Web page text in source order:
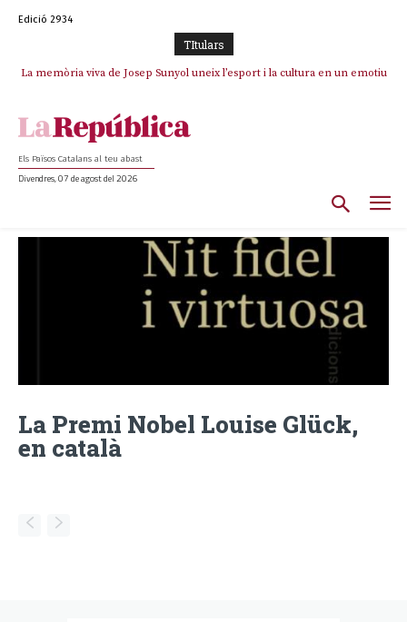
Edició 2934
TItulars
La memòria viva de Josep Sunyol uneix l’esport i la cultura en un emotiu
Els Països Catalans al teu abast
Divendres, 07 de agost del 2026
La Premi Nobel Louise Glück,
en català